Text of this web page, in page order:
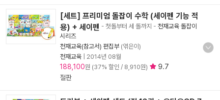
[세트] 프리미엄 돌잡이 수학 (세이펜 기능 적
용) + 세이펜 - 첫돌부터 세 돌까지 - 천재교육 돌잡이
시리즈
천재교육(참고서) 편집부 (엮은이)
천재교육
2014년 08월
188,100원 (37% 할인 / 8,910원)
9.7
절판